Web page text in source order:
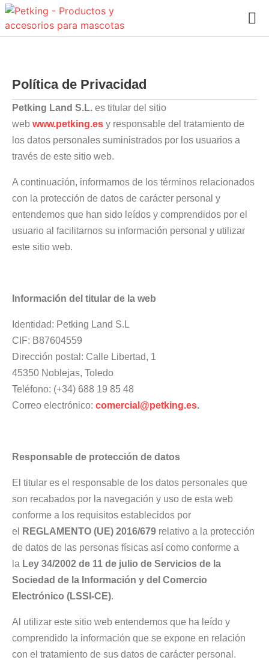
Política de Privacidad
Petking Land S.L. es titular del sitio
web www.petking.es y responsable del tratamiento de
los datos personales suministrados por los usuarios a
través de este sitio web.
A continuación, informamos de los términos relacionados
con la protección de datos de carácter personal y
entendemos que han sido leídos y comprendidos por el
usuario al facilitarnos su información personal y utilizar
este sitio web.
Información del titular de la web
Identidad: Petking Land S.L
CIF: B87604559
Dirección postal: Calle Libertad, 1
45350 Noblejas, Toledo
Teléfono: (+34) 688 19 85 48
Correo electrónico: comercial@petking.es.
Responsable de protección de datos
El titular es el responsable de los datos personales que
son recabados por la navegación y uso de esta web
conforme a los requisitos establecidos por
el
REGLAMENTO (UE) 2016/679 relativo a la protección
de datos de las personas físicas así como conforme a
la Ley 34/2002 de 11 de julio de Servicios de la
Sociedad de la Información y del Comercio
Electrónico (LSSI-CE).
Al utilizar este sitio web entendemos que ha leído y
comprendido la información que se expone en relación
con el tratamiento de sus datos de carácter personal.